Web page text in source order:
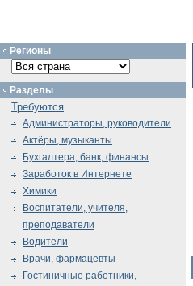
Регионы
Разделы
Требуются
Администраторы, руководители
Актёры, музыканты
Бухгалтера, банк, финансы
Заработок в Интернете
Химики
Воспитатели, учителя,
преподаватели
Водители
Врачи, фармацевты
Гостиничные работники,